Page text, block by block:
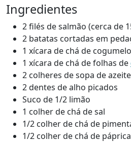
Ingredientes
2 filés de salmão (cerca de
2 batatas cortadas em
1 xícara de chá de
1 xícara de chá de folhas de
2 colheres de sopa de
2 dentes de alho picados
Suco de 1/2 limão
1 colher de chá de sal
1/2 colher de chá de
1/2 colher de chá de páprica